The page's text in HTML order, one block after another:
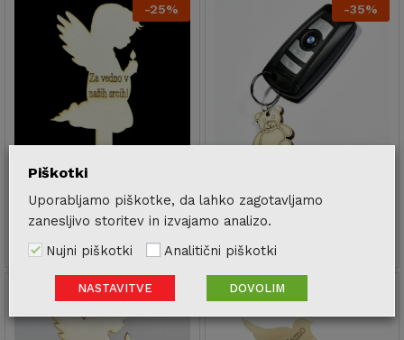
-25%
1.35€ 1.80 € Znesek
vključuje DDV
-35%
Medvedek
1.50€
vključuje DDV
-25
Piškotki
Uporabljamo piškotke, da lahko zagotavljamo
zanesljivo storitev in izvajamo analizo.
Nujni piškotki
Analitični piškotki
NASTAVITVE DOVOLIM